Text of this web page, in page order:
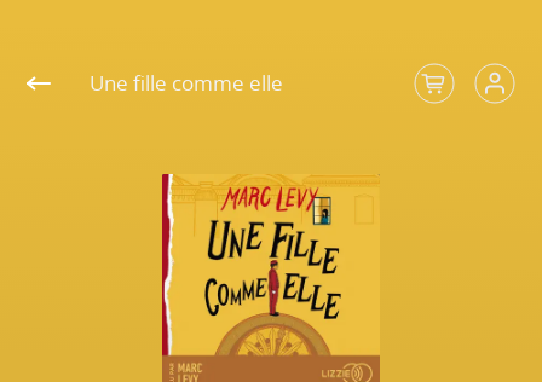
Une fille comme elle